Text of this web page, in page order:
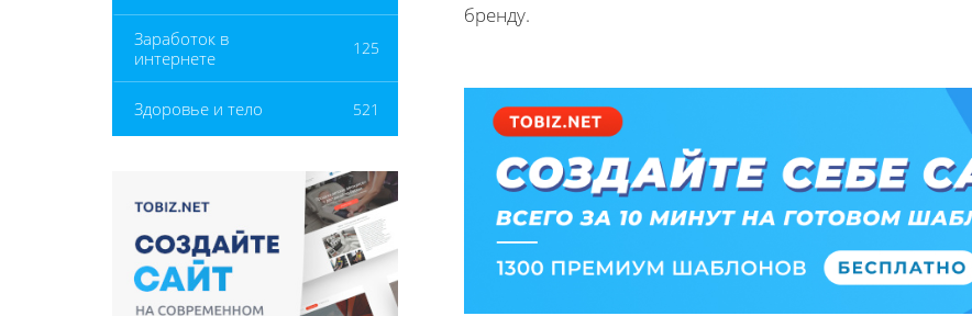
Заработок в
интернете
125
Здоровье и тело 521
бренду.